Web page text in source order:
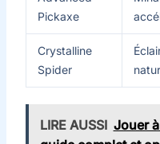
Pickaxe
Crystalline
Spider
LIRE AUSSI Jouer